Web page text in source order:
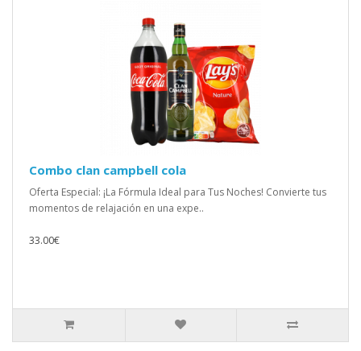
Combo clan campbell cola
Oferta Especial: ¡La Fórmula Ideal para Tus Noches! Convierte tus
momentos de relajación en una expe..
33.00€